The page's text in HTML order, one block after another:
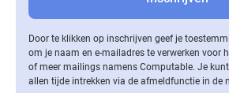
Door te klikken op inschrijven geef je
om je naam en e-mailadres te verwerken voor
of meer mailings namens Computable. Je
allen tijde intrekken via de af­meld­func­tie in de